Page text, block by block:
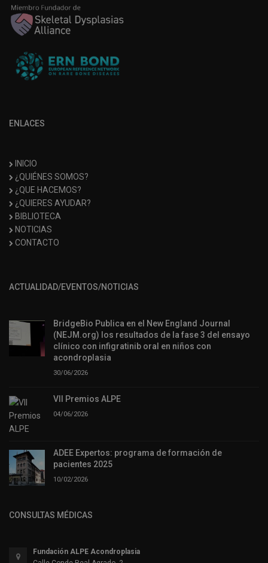
ENLACES
INICIO
¿QUIÉNES SOMOS?
¿QUE HACEMOS?
¿QUIERES AYUDAR?
BIBLIOTECA
NOTICIAS
CONTACTO
ACTUALIDAD/EVENTOS/NOTICIAS
BridgeBio Publica en el New England Journal
(NEJM.org) los resultados de la fase 3 del ensayo
clínico con infigratinib oral en niños con
acondroplasia
30/06/2026
VII Premios ALPE
04/06/2026
ADEE Expertos: programa de formación de
pacientes 2025
10/02/2026
CONSULTAS MÉDICAS
Fundación ALPE Acondroplasia